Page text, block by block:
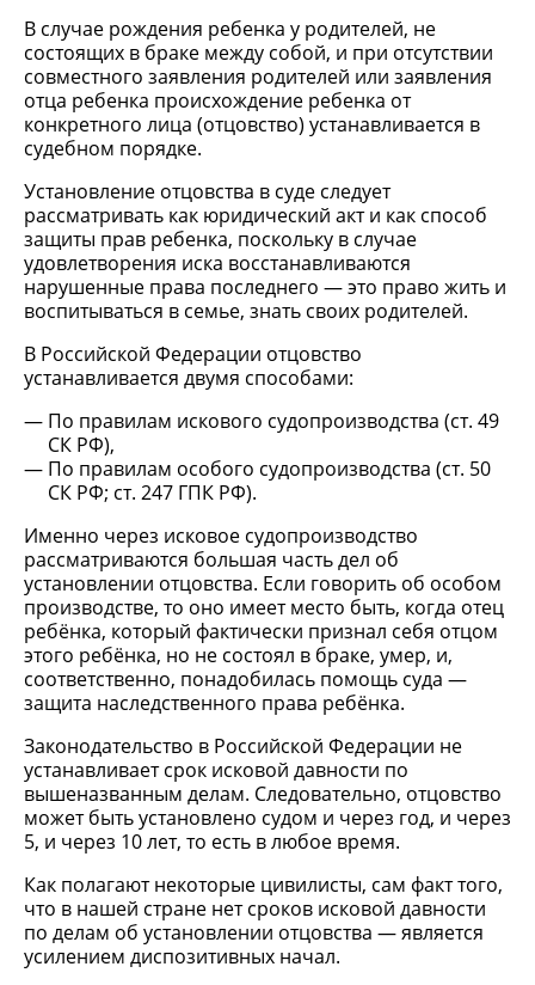
В случае рождения ребенка у родителей, не
состоящих в браке между собой, и при отсутствии
совместного заявления родителей или заявления
отца ребенка происхождение ребенка от
конкретного лица (отцовство) устанавливается в
судебном порядке.
Установление отцовства в суде следует
рассматривать как юридический акт и как способ
защиты прав ребенка, поскольку в случае
удовлетворения иска восстанавливаются
нарушенные права последнего — это право жить и
воспитываться в семье, знать своих родителей.
В Российской Федерации отцовство
устанавливается двумя способами:
По правилам искового судопроизводства (ст. 49
СК РФ),
По правилам особого судопроизводства (ст. 50
СК РФ; ст. 247 ГПК РФ).
Именно через исковое судопроизводство
рассматриваются большая часть дел об
установлении отцовства. Если говорить об особом
производстве, то оно имеет место быть, когда отец
ребёнка, который фактически признал себя отцом
этого ребёнка, но не состоял в браке, умер, и,
соответственно, понадобилась помощь суда —
защита наследственного права ребёнка.
Законодательство в Российской Федерации не
устанавливает срок исковой давности по
вышеназванным делам. Следовательно, отцовство
может быть установлено судом и через год, и через
5, и через 10 лет, то есть в любое время.
Как полагают некоторые цивилисты, сам факт того,
что в нашей стране нет сроков исковой давности
по делам об установлении отцовства — является
усилением диспозитивных начал.